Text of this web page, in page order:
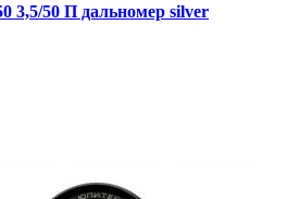
3,5/50 П дальномер silver